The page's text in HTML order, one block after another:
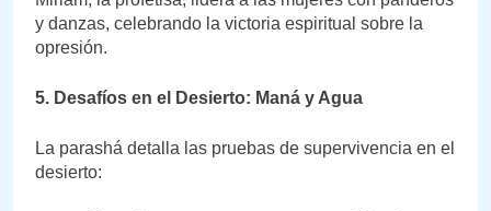
y danzas, celebrando la victoria espiritual sobre la
opresión.
5. Desafíos en el Desierto: Maná y Agua
La parashá detalla las pruebas de supervivencia en el
desierto: